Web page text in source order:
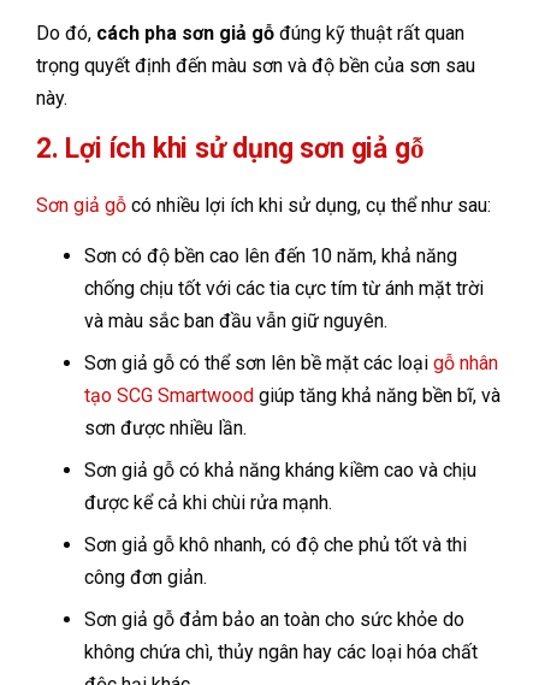
Do đó, cách pha sơn giả gỗ đúng kỹ thuật rất quan
trọng quyết định đến màu sơn và độ bền của sơn sau
này.
2. Lợi ích khi sử dụng sơn giả gỗ
Sơn giả gỗ có nhiều lợi ích khi sử dụng, cụ thể như sau:
Sơn có độ bền cao lên đến 10 năm, khả năng
chống chịu tốt với các tia cực tím từ ánh mặt trời
và màu sắc ban đầu vẫn giữ nguyên.
Sơn giả gỗ có thể sơn lên bề mặt các loại gỗ nhân
tạo SCG Smartwood giúp tăng khả năng bền bĩ, và
sơn được nhiều lần.
Sơn giả gỗ có khả năng kháng kiềm cao và chịu
được kể cả khi chùi rửa mạnh.
Sơn giả gỗ khô nhanh, có độ che phủ tốt và thi
công đơn giản.
Sơn giả gỗ đảm bảo an toàn cho sức khỏe do
không chứa chì, thủy ngân hay các loại hóa chất